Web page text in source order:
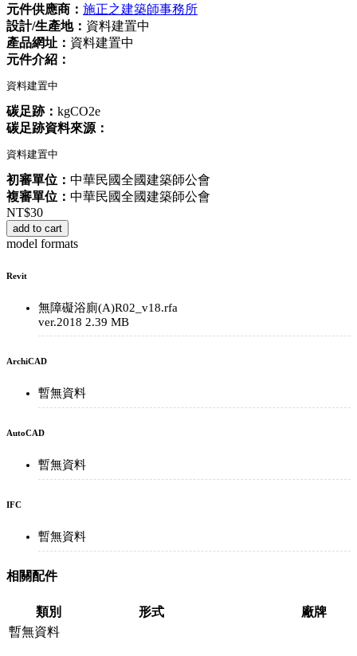
元件供應商： 施正之建築師事務所
設計/生產地： 資料建置中
產品網址： 資料建置中
元件介紹：
資料建置中
碳足跡： kgCO2e
碳足跡資料來源：
資料建置中
初審單位： 中華民國全國建築師公會
複審單位： 中華民國全國建築師公會
NT$30
add to cart
model formats
Revit
無障礙浴廁(A)R02_v18.rfa
ver.2018 2.39 MB
ArchiCAD
暫無資料
AutoCAD
暫無資料
IFC
暫無資料
相關配件
類別 形式
廠牌
暫無資料